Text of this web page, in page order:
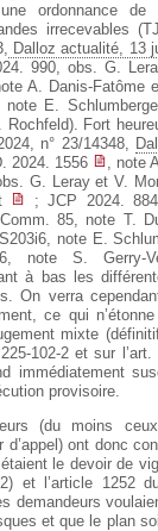
une ordonnance
irrecevables
Dalloz actualité, 13
990, obs. G.
A. Danis-Fatôme
note E.
Fort
n° 23/14348,
2024. 1556
, note
G. Leray et V.
; JCP 2024.
85, note T.
note E.
note S. Gerry-
à bas les
On verra
ce qui
mixte
102-2 et sur
immédiatement
provisoire.
(du moins
d’appel) ont donc
le devoir de
et l’article 1252
demandeurs
et que le plan